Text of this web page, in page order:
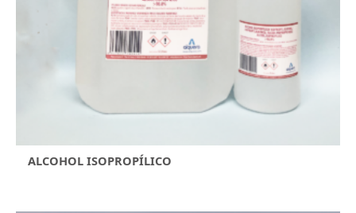
ALCOHOL ISOPROPÍLICO